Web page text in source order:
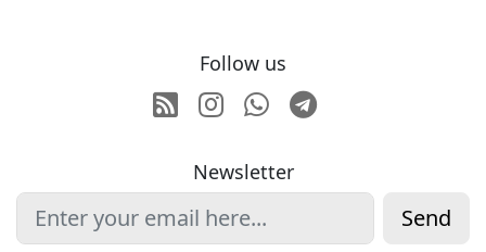
Follow us
RSSInstagram
Whatsapp
Telegram
Newsletter
Send